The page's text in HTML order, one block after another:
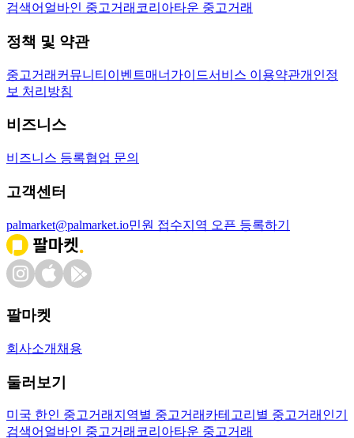
검색어 얼바인 중고거래 코리아타운 중고거래
정책 및 약관
중고거래 커뮤니티 이벤트매너가이드서비스 이용약관개인정
보 처리방침
비즈니스
비즈니스 등록협업 문의
고객센터
palmarket@palmarket.io민원 접수지역 오픈 등록하기
팔마켓
회사소개 채용
둘러보기
미국 한인 중고거래 지역별 중고거래 카테고리별 중고거래 인기
검색어 얼바인 중고거래 코리아타운 중고거래